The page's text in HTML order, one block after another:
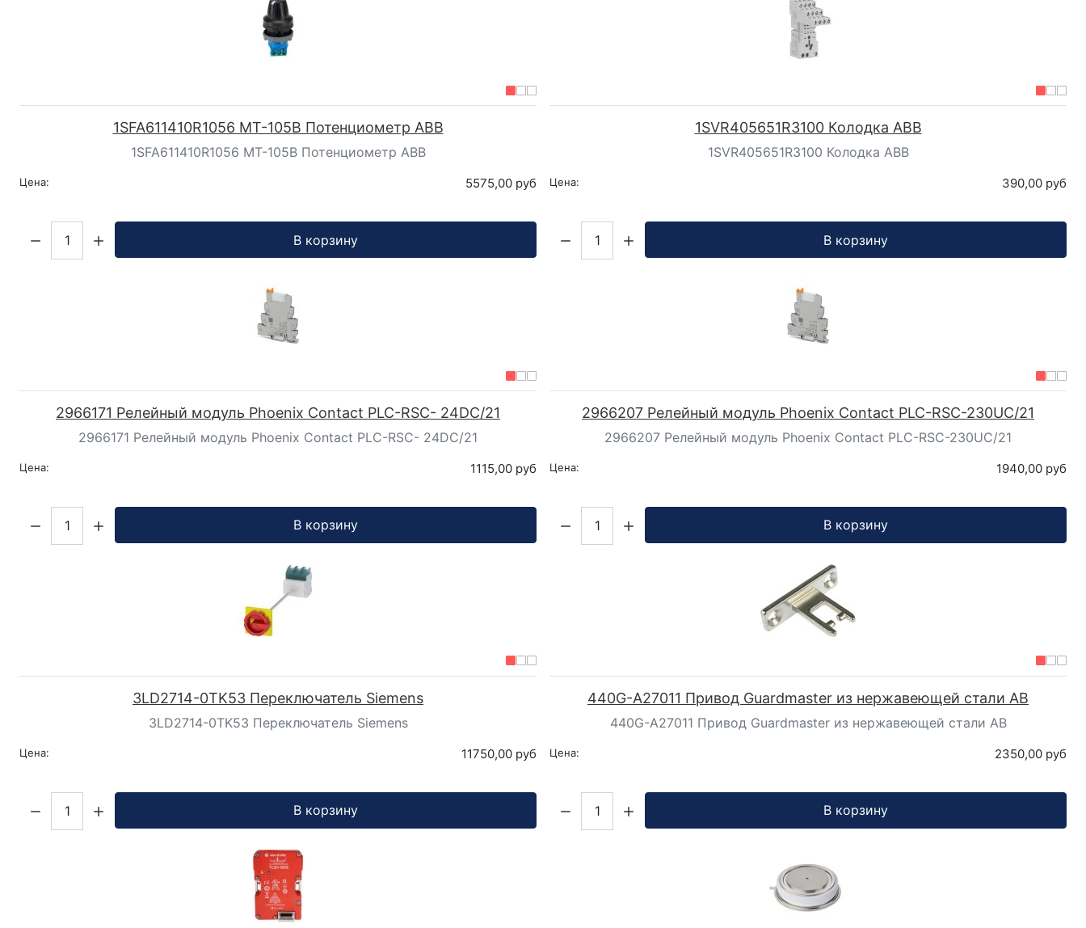
1SFA611410R1056 MT-105B Потенциометр ABB
1SFA611410R1056 MT-105B Потенциометр ABB
Цена: 5575,00 руб
В корзину
1SVR405651R3100 Колодка ABB
1SVR405651R3100 Колодка ABB
Цена: 390,00 руб
В корзину
2966171 Релейный модуль Phoenix Contact PLC-RSC- 24DC/21
2966171 Релейный модуль Phoenix Contact PLC-RSC- 24DC/21
Цена: 1115,00 руб
В корзину
2966207 Релейный модуль Phoenix Contact PLC-RSC-230UC/21
2966207 Релейный модуль Phoenix Contact PLC-RSC-230UC/21
Цена: 1940,00 руб
В корзину
3LD2714-0TK53 Переключатель Siemens
3LD2714-0TK53 Переключатель Siemens
Цена: 11750,00 руб
В корзину
440G-A27011 Привод Guardmaster из нержавеющей стали AB
440G-A27011 Привод Guardmaster из нержавеющей стали AB
Цена: 2350,00 руб
В корзину